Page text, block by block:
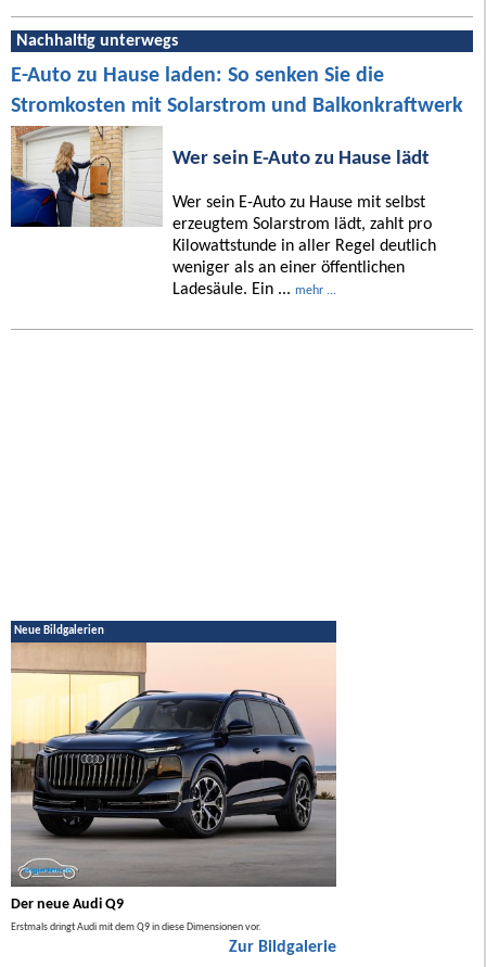
Nachhaltig unterwegs
E-Auto zu Hause laden: So senken Sie die
Stromkosten mit Solarstrom und Balkonkraftwerk
Wer sein E-Auto zu Hause lädt
Wer sein E-Auto zu Hause mit selbst
erzeugtem Solarstrom lädt, zahlt pro
Kilowattstunde in aller Regel deutlich
weniger als an einer öffentlichen
Ladesäule. Ein ... mehr ...
Neue Bildgalerien
Der neue Audi Q9
Erstmals dringt Audi mit dem Q9 in diese Dimensionen vor.
Zur Bildgalerie